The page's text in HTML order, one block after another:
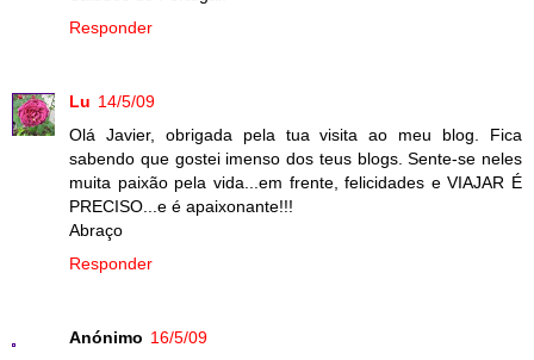
Responder
Lu 14/5/09
Olá Javier, obrigada pela tua visita ao meu blog. Fica
sabendo que gostei imenso dos teus blogs. Sente-se neles
muita paixão pela vida...em frente, felicidades e VIAJAR É
PRECISO...e é apaixonante!!!
Abraço
Responder
Anónimo 16/5/09